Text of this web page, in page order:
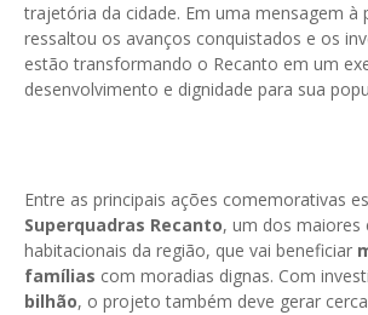
trajetória da cidade. Em uma mensagem à
ressaltou os avanços conquistados e os
estão transformando o Recanto em um
desenvolvimento e dignidade para sua
Entre as principais ações comemorativas
Superquadras Recanto, um dos maiores
habitacionais da região, que vai beneficiar
famílias com moradias dignas. Com
bilhão, o projeto também deve gerar